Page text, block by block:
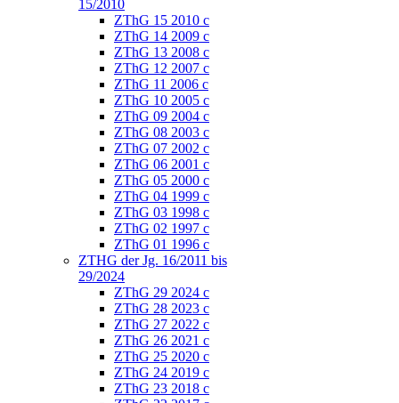
15/2010
ZThG 15 2010 c
ZThG 14 2009 c
ZThG 13 2008 c
ZThG 12 2007 c
ZThG 11 2006 c
ZThG 10 2005 c
ZThG 09 2004 c
ZThG 08 2003 c
ZThG 07 2002 c
ZThG 06 2001 c
ZThG 05 2000 c
ZThG 04 1999 c
ZThG 03 1998 c
ZThG 02 1997 c
ZThG 01 1996 c
ZTHG der Jg. 16/2011 bis
29/2024
ZThG 29 2024 c
ZThG 28 2023 c
ZThG 27 2022 c
ZThG 26 2021 c
ZThG 25 2020 c
ZThG 24 2019 c
ZThG 23 2018 c